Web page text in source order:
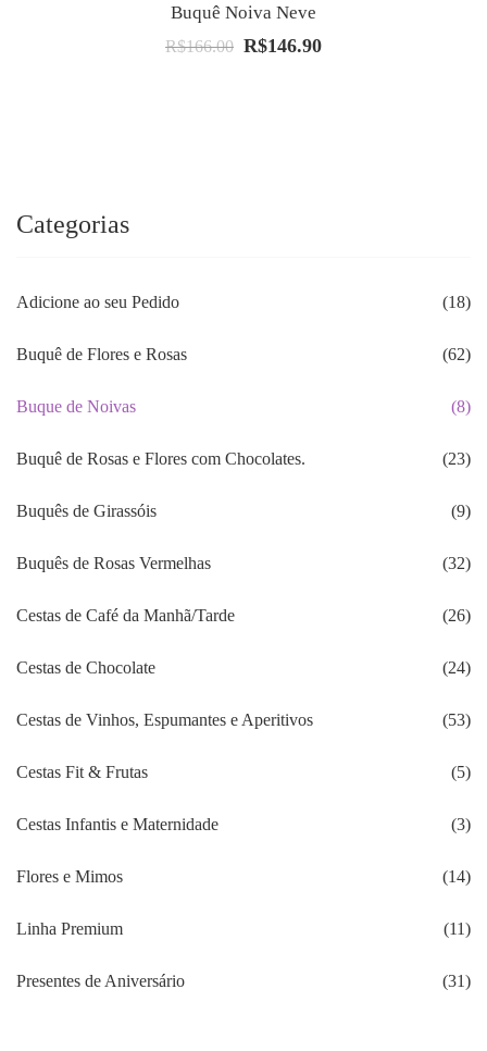
Buquê Noiva Neve
R$166.00 O
R$146.90O
Categorias
Adicione ao seu Pedido (18)
Buquê de Flores e Rosas (62)
Buque de Noivas (8)
Buquê de Rosas e Flores com Chocolates. (23)
Buquês de Girassóis (9)
Buquês de Rosas Vermelhas (32)
Cestas de Café da Manhã/Tarde (26)
Cestas de Chocolate (24)
Cestas de Vinhos, Espumantes e Aperitivos (53)
Cestas Fit & Frutas (5)
Cestas Infantis e Maternidade (3)
Flores e Mimos (14)
Linha Premium (11)
Presentes de Aniversário (31)